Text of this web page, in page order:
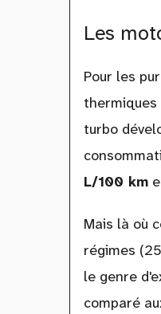
Les
Pour les
turbo
L/100 km
Mais là où
régimes
le genre
comparé